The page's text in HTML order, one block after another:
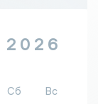
2026
Сб
Вс